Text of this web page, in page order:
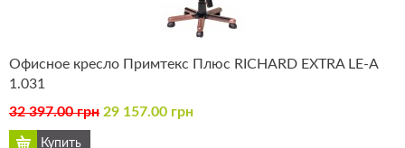
Офисное кресло Примтекс Плюс RICHARD EXTRA LE-А
1.031
32 397.00 грн 29 157.00 грн